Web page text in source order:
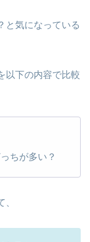
と気になっている
以下の内容で比較
ちが多い？